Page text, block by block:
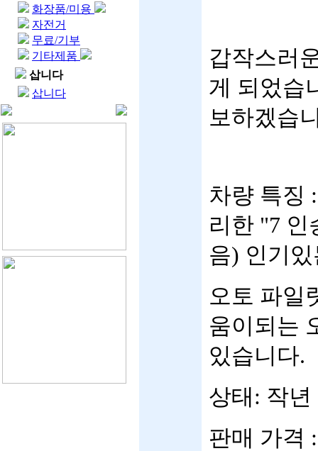
화장품/미용
자전거
무료/기부
기타제품
삽니다
삽니다
갑작스러
게 되었습
보하겠습
차량 특징
리한 "7 인
음) 인기
오토 파일
움이되는
있습니다.
상태: 작
판매 가격